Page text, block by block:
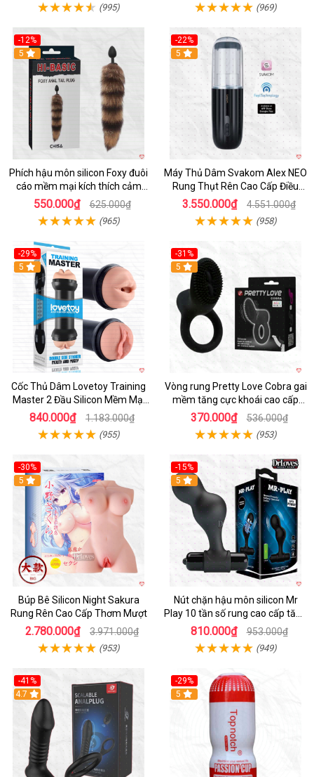
(995) (969)
-12%
Hot
5
Phích hậu môn silicon Foxy đuôi
cáo mềm mại kích thích cảm
giác mới
550.000₫ 625.000₫
(965)
-22%
5
Máy Thủ Dâm Svakom Alex NEO
Rung Thụt Rên Cao Cấp Điều
Khiển App
3.550.000₫ 4.551.000₫
(958)
-29%
Hot
5
Cốc Thủ Dâm Lovetoy Training
Master 2 Đầu Silicon Mềm Mại
Tiện Lợi
840.000₫ 1.183.000₫
(955)
-31%
5
Vòng rung Pretty Love Cobra gai
mềm tăng cực khoái cao cấp
chính hãng
370.000₫ 536.000₫
(953)
-30%
Hot
5
Búp Bê Silicon Night Sakura
Rung Rên Cao Cấp Thơm Mượt
2.780.000₫ 3.971.000₫
(953)
-15%
Hot
5
Nút chặn hậu môn silicon Mr
Play 10 tần số rung cao cấp tăng
khoái cảm
810.000₫ 953.000₫
(949)
-41%
Hot
4.7
-29%
5